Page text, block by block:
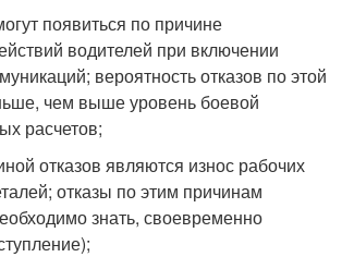
появиться по причине
водителей при включении
вероятность отказов по этой
чем выше уровень боевой
расчетов;
отказов являются износ рабочих
отказы по этим причинам
знать, своевременно